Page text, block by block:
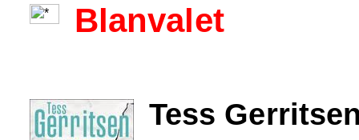
Blanvalet
Tess